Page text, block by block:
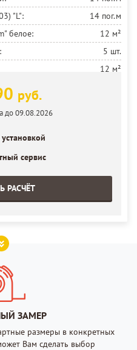
"L":
14 пог.м
белое:
12 м²
5 шт.
12 м²
руб.
до 09.08.2026
сервис
РАСЧЁТ
ЗАМЕР
размеры в конкретных
Вам сделать выбор